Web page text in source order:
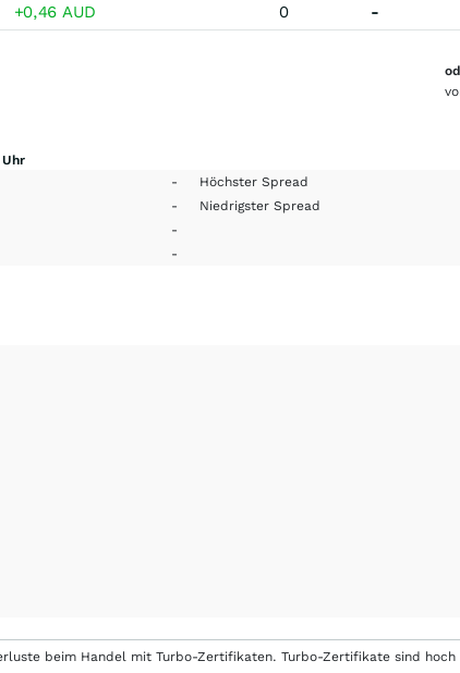
+0,46 AUD
0
-
- Höchster Spread
- Niedrigster Spread
-
-
beim Handel mit Turbo-Zertifikaten. Turbo-Zertifikate sind